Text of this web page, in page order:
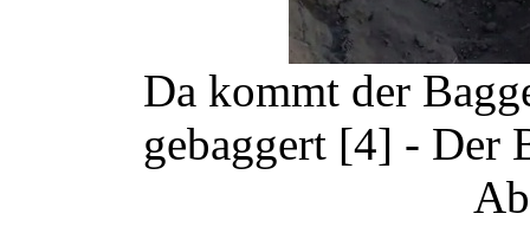
Da kommt der
gebaggert [4] - Der